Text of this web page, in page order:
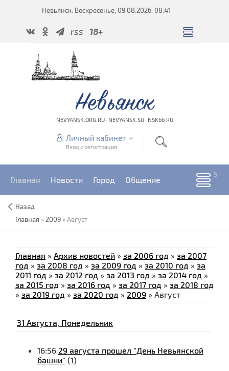
Невьянск: Воскресенье, 09.08.2026, 08:41
rss 18+
Невьянск
NEVYANSK.ORG.RU · NEVYANSK.SU · NSK66.RU
Личный кабинет
Вход и регистрация
Главная Новости Город Общение
Назад
Главная » 2009 »Август
Главная » Архив новостей » за 2006 год » за 2007
год » за 2008 год » за 2009 год » за 2010 год » за
2011 год » за 2012 год » за 2013 год » за 2014 год »
за 2015 год » за 2016 год » за 2017 год » за 2018 год
» за 2019 год » за 2020 год » 2009 » Август
31 Августа, Понедельник
16:56 29 августа прошел "День Невьянской
башни" (1)